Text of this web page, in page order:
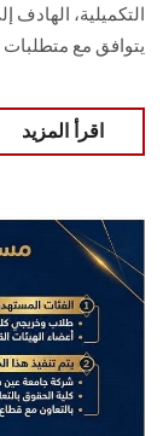
التكميلية، الهادف
يتوافق مع
اقرأ المزيد